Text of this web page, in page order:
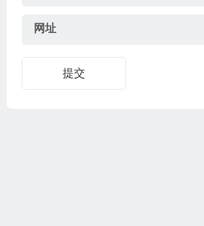
网址
提交